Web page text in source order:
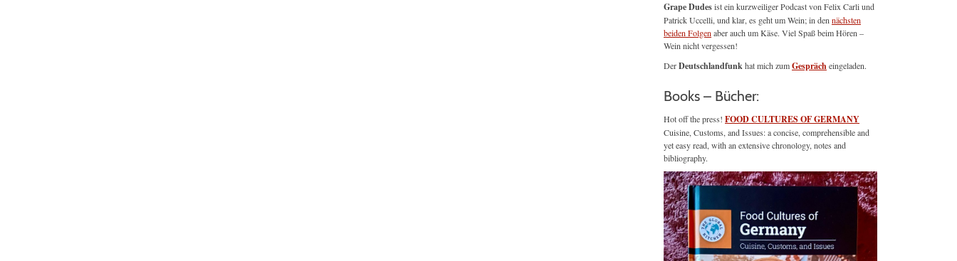
Grape Dudesist ein kurzweiliger Podcast von Felix Carli und
Patrick Uccelli, und klar, es geht um Wein; in den nächsten
beiden Folgen aber auch um Käse. Viel Spaß beim Hören –
Wein nicht vergessen!
DerDeutschlandfunkhat mich zumGesprächeingeladen.
Books – Bücher:
Hot off the press! FOOD CULTURES OF GERMANY
Cuisine, Customs, and Issues: a concise, comprehensible and
yet easy read, with an extensive chronology, notes and
bibliography.